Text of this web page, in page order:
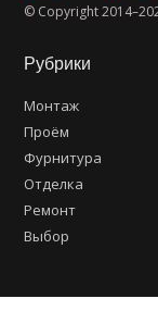
© Copyright
Рубрики
Монтаж
Проём
Фурнитура
Отделка
Ремонт
Выбор